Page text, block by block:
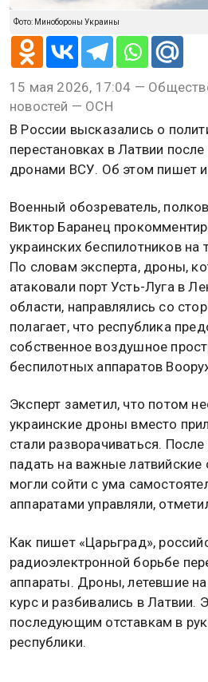
Фото: Минобороны Украины
15 мая 2026, 17:04 —
новостей — ОСН
В России высказались о
перестановках в Латвии
дронами ВСУ. Об этом пишет
Военный обозреватель,
Виктор Баранец
украинских беспилотников на
По словам эксперта, дроны,
атаковали порт Усть-Луга в
области, направлялись со
полагает, что республика
собственное воздушное
беспилотных аппаратов
Эксперт заметил, что потом
украинские дроны вместо
стали разворачиваться.
падать на важные
могли сойти с ума
аппаратами управляли,
Как пишет «Царьград»,
радиоэлектронной борьбе
аппараты. Дроны, летевшие
курс и разбивались в Латвии.
последующим отставкам в
республики.